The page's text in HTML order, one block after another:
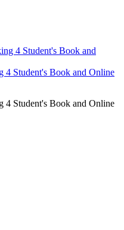
4 Student's Book and Online
4 Student's Book and Online